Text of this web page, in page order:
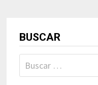
BUSCAR
Buscar: